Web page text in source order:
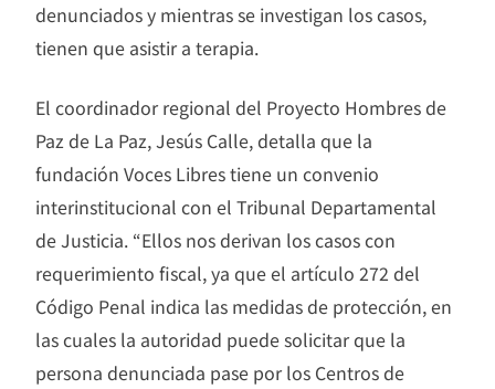
denunciados y mientras se investigan los casos,
tienen que asistir a terapia.
El coordinador regional del Proyecto Hombres de
Paz de La Paz, Jesús Calle, detalla que la
fundación Voces Libres tiene un convenio
interinstitucional con el Tribunal Departamental
de Justicia. “Ellos nos derivan los casos con
requerimiento fiscal, ya que el artículo 272 del
Código Penal indica las medidas de protección, en
las cuales la autoridad puede solicitar que la
persona denunciada pase por los Centros de